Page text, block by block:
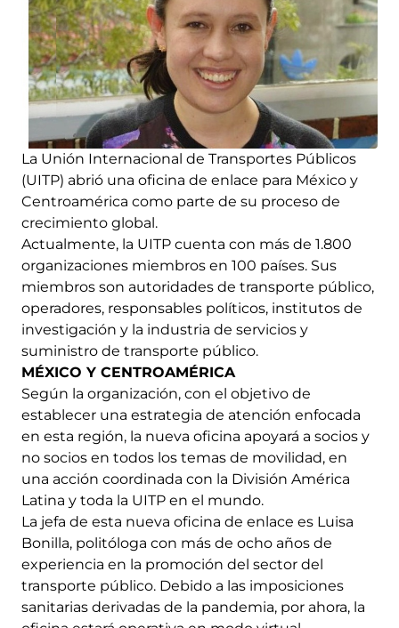
La Unión Internacional de Transportes Públicos
(UITP) abrió una oficina de enlace para México y
Centroamérica como parte de su proceso de
crecimiento global.
Actualmente, la UITP cuenta con más de 1.800
organizaciones miembros en 100 países. Sus
miembros son autoridades de transporte público,
operadores, responsables políticos, institutos de
investigación y la industria de servicios y
suministro de transporte público.
MÉXICO Y CENTROAMÉRICA
Según la organización, con el objetivo de
establecer una estrategia de atención enfocada
en esta región, la nueva oficina apoyará a socios y
no socios en todos los temas de movilidad, en
una acción coordinada con la División América
Latina y toda la UITP en el mundo.
La jefa de esta nueva oficina de enlace es Luisa
Bonilla, politóloga con más de ocho años de
experiencia en la promoción del sector del
transporte público. Debido a las imposiciones
sanitarias derivadas de la pandemia, por ahora, la